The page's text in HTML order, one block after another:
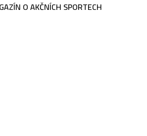
O AKČNÍCH SPORTECH